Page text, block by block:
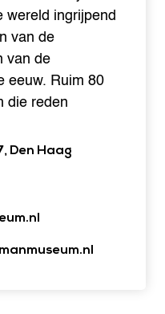
wereld ingrijpend
van de
van de
eeuw. Ruim 80
die reden
Den Haag